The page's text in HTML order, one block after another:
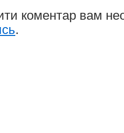
коментар вам
.